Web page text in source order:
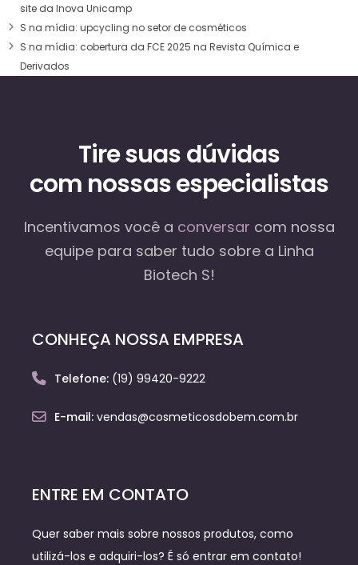
site da Inova Unicamp
S na mídia: upcycling no setor de cosméticos
S na mídia: cobertura da FCE 2025 na Revista Química e
Derivados
Tire suas dúvidas
com nossas especialistas
Incentivamos você a conversar com nossa
equipepara saber tudo sobre a Linha
Biotech S!
CONHEÇA NOSSA EMPRESA
Telefone: (19) 99420-9222
E-mail: vendas@cosmeticosdobem.com.br
ENTRE EM CONTATO
Quer saber mais sobre nossos produtos, como
utilizá-los e adquiri-los? É só entrar em contato!